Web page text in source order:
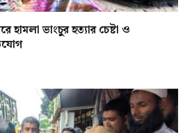
হামলা ভাংচুর হত্যার চেষ্টা ও